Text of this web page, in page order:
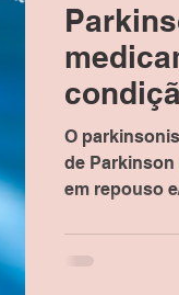
O
de
em repouso